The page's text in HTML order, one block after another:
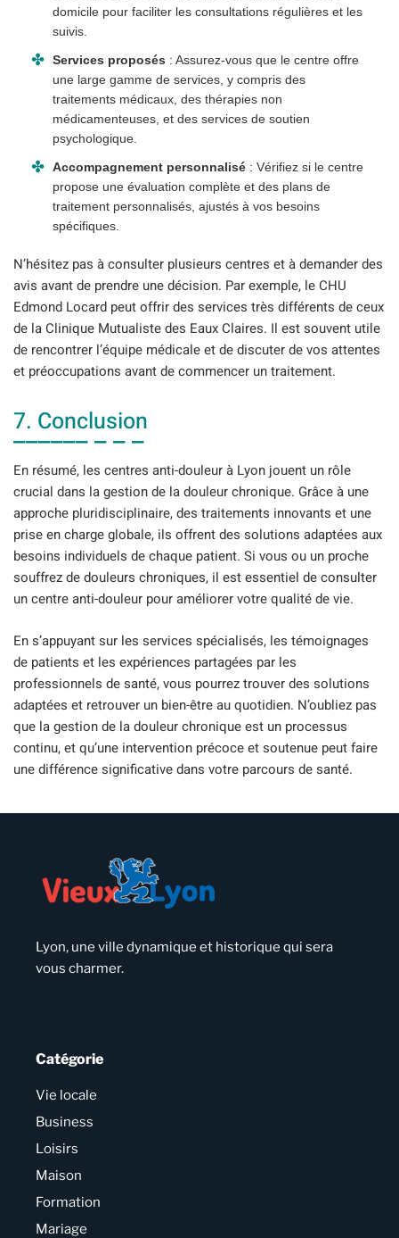
domicile pour faciliter les consultations régulières et les
suivis.
Services proposés : Assurez-vous que le centre offre
une large gamme de services, y compris des
traitements médicaux, des thérapies non
médicamenteuses, et des services de soutien
psychologique.
Accompagnement personnalisé : Vérifiez si le centre
propose une évaluation complète et des plans de
traitement personnalisés, ajustés à vos besoins
spécifiques.
N’hésitez pas à consulter plusieurs centres et à demander des
avis avant de prendre une décision. Par exemple, le CHU
Edmond Locard peut offrir des services très différents de ceux
de la Clinique Mutualiste des Eaux Claires. Il est souvent utile
de rencontrer l’équipe médicale et de discuter de vos attentes
et préoccupations avant de commencer un traitement.
7. Conclusion
En résumé, les centres anti-douleur à Lyon jouent un rôle
crucial dans la gestion de la douleur chronique. Grâce à une
approche pluridisciplinaire, des traitements innovants et une
prise en charge globale, ils offrent des solutions adaptées aux
besoins individuels de chaque patient. Si vous ou un proche
souffrez de douleurs chroniques, il est essentiel de consulter
un centre anti-douleur pour améliorer votre qualité de vie.
En s’appuyant sur les services spécialisés, les témoignages
de patients et les expériences partagées par les
professionnels de santé, vous pourrez trouver des solutions
adaptées et retrouver un bien-être au quotidien. N’oubliez pas
que la gestion de la douleur chronique est un processus
continu, et qu’une intervention précoce et soutenue peut faire
une différence significative dans votre parcours de santé.
Lyon, une ville dynamique et historique qui sera
vous charmer.
Catégorie
Vie locale
Business
Loisirs
Maison
Formation
Mariage